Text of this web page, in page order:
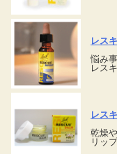
レス
悩み
レス
レス
乾燥
リッ